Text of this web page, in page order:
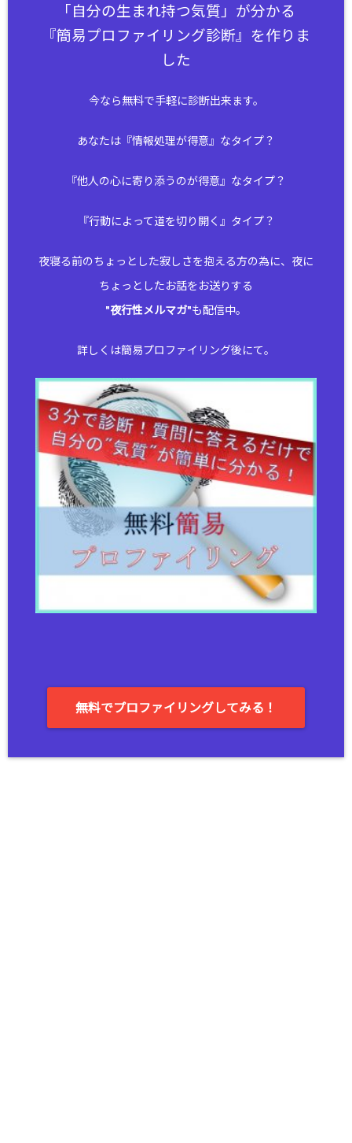
「自分の生まれ持つ気質」が分かる
『簡易プロファイリング診断』を作りま
した
今なら無料で手軽に診断出来ます。
あなたは『情報処理が得意』なタイプ？
『他人の心に寄り添うのが得意』なタイプ？
『行動によって道を切り開く』タイプ？
夜寝る前のちょっとした寂しさを抱える方の為に、夜に
ちょっとしたお話をお送りする
"夜行性メルマガ"も配信中。
詳しくは簡易プロファイリング後にて。
無料でプロファイリングしてみる！